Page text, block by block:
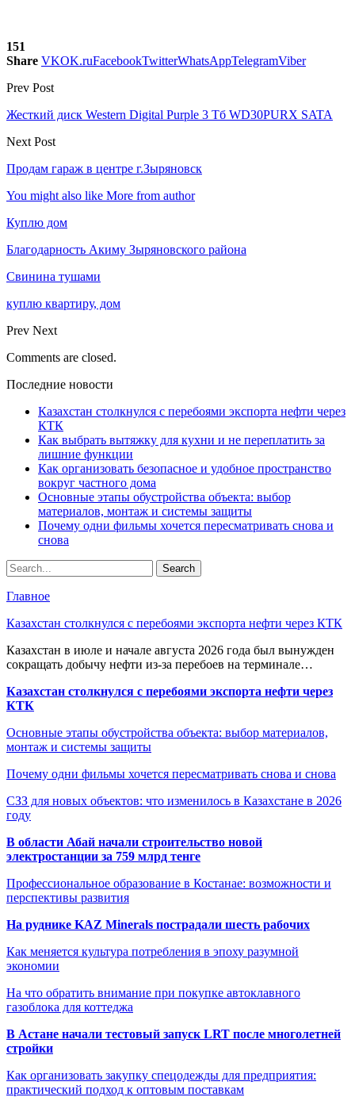
151
Share VKOK.ruFacebookTwitterWhatsAppTelegramViber
Prev Post
Жесткий диск Western Digital Purple 3 Тб WD30PURX SATA
Next Post
Продам гараж в центре г.Зыряновск
You might also like More from author
Куплю дом
Благодарность Акиму Зыряновского района
Свинина тушами
куплю квартиру, дом
Prev Next
Comments are closed.
Последние новости
Казахстан столкнулся с перебоями экспорта нефти через
КТК
Как выбрать вытяжку для кухни и не переплатить за
лишние функции
Как организовать безопасное и удобное пространство
вокруг частного дома
Основные этапы обустройства объекта: выбор
материалов, монтаж и системы защиты
Почему одни фильмы хочется пересматривать снова и
снова
Главное
Казахстан столкнулся с перебоями экспорта нефти через КТК
Казахстан в июле и начале августа 2026 года был вынужден
сокращать добычу нефти из-за перебоев на терминале…
Казахстан столкнулся с перебоями экспорта нефти через
КТК
Основные этапы обустройства объекта: выбор материалов,
монтаж и системы защиты
Почему одни фильмы хочется пересматривать снова и снова
СЗЗ для новых объектов: что изменилось в Казахстане в 2026
году
В области Абай начали строительство новой
электростанции за 759 млрд тенге
Профессиональное образование в Костанае: возможности и
перспективы развития
На руднике KAZ Minerals пострадали шесть рабочих
Как меняется культура потребления в эпоху разумной
экономии
На что обратить внимание при покупке автоклавного
газоблока для коттеджа
В Астане начали тестовый запуск LRT после многолетней
стройки
Как организовать закупку спецодежды для предприятия:
практический подход к оптовым поставкам